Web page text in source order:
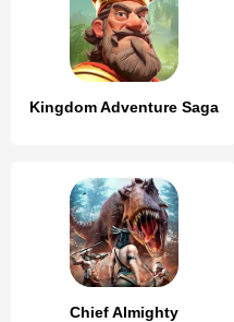
Kingdom Adventure Saga
Chief Almighty